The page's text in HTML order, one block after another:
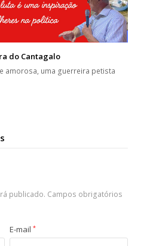
do Cantagalo
amorosa, uma guerreira petista
publicado. Campos obrigatórios
E-mail*